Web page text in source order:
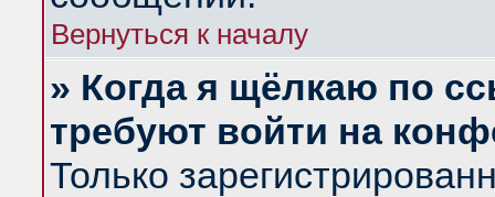
Вернуться к началу
» Когда я щёлкаю по
требуют войти на
Только